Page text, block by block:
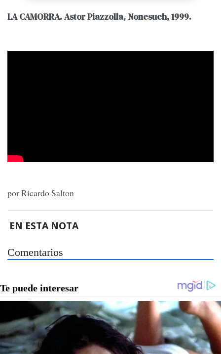
LA CAMORRA. Astor Piazzolla, Nonesuch, 1999.
por Ricardo Salton
EN ESTA NOTA
Comentarios